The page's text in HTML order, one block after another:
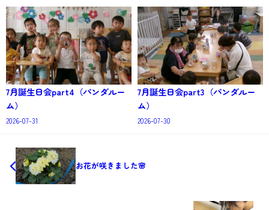
7月誕生日会part4（パンダルー
ム）
2026-07-31
7月誕生日会part3（パンダルー
ム）
2026-07-30
お花が咲きました🌸